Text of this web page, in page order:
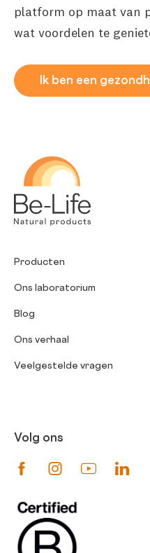
platform op maat van
wat voordelen te
Ik ben een
Producten
Ons laboratorium
Blog
Ons verhaal
Veelgestelde vragen
Volg ons
Suivez-nous sur
Suivez-nous
Suivez-